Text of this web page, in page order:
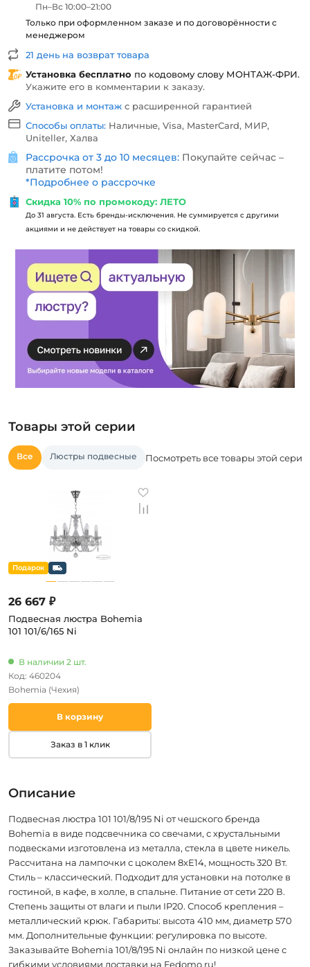
Пн–Вс 10:00–21:00
Только при оформленном заказе и по договорённости с
менеджером
21 день на возврат товара
Установка бесплатно по кодовому слову МОНТАЖ-ФРИ.
Укажите его в комментарии к заказу.
Установка и монтаж с расширенной гарантией
Способы оплаты: Наличные, Visa, MasterCard, МИР,
Uniteller, Халва
Рассрочка от 3 до 10 месяцев: Покупайте сейчас –
платите потом!
*Подробнее о рассрочке
Скидка 10% по промокоду: ЛЕТО
До 31 августа. Есть бренды-исключения. Не суммируется с другими
акциями и не действует на товары со скидкой.
Товары этой серии
Все Люстры подвесные Посмотреть все товары этой серии
26 667 ₽
Подвесная люстра Bohemia
101 101/6/165 Ni
В наличии 2 шт.
Код: 460204
Bohemia (Чехия)
В корзину
Заказ в 1 клик
Описание
Подвесная люстра 101 101/8/195 Ni от чешского бренда
Bohemia в виде подсвечника со свечами, с хрустальными
подвесками изготовлена из металла, стекла в цвете никель.
Рассчитана на лампочки с цоколем 8xE14, мощность 320 Вт.
Стиль – классический. Подходит для установки на потолке в
гостиной, в кафе, в холле, в спальне. Питание от сети 220 В.
Степень защиты от влаги и пыли IP20. Способ крепления –
металлический крюк. Габариты: высота 410 мм, диаметр 570
мм. Дополнительные функции: регулировка по высоте.
Заказывайте Bohemia 101/8/195 Ni онлайн по низкой цене с
гибкими условиями доставки на Fedomo.ru!